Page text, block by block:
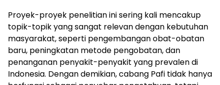
Proyek-proyek penelitian ini sering kali mencakup
topik-topik yang sangat relevan dengan kebutuhan
masyarakat, seperti pengembangan obat-obatan
baru, peningkatan metode pengobatan, dan
penanganan penyakit-penyakit yang prevalen di
Indonesia. Dengan demikian, cabang Pafi tidak hanya